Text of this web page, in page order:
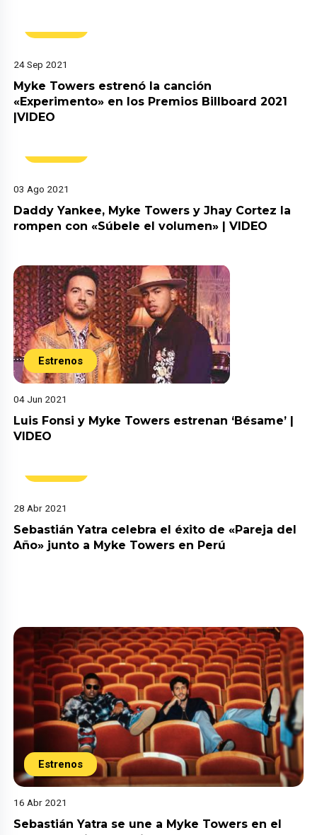
24 Sep 2021
Myke Towers estrenó la canción
«Experimento» en los Premios Billboard 2021
|VIDEO
03 Ago 2021
Daddy Yankee, Myke Towers y Jhay Cortez la
rompen con «Súbele el volumen» | VIDEO
Estrenos
04 Jun 2021
Luis Fonsi y Myke Towers estrenan ‘Bésame’ |
VIDEO
28 Abr 2021
Sebastián Yatra celebra el éxito de «Pareja del
Año» junto a Myke Towers en Perú
Estrenos
16 Abr 2021
Sebastián Yatra se une a Myke Towers en el